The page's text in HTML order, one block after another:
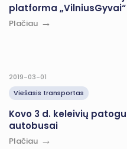
platforma „VilniusGyvai“
Plačiau
2019-03-01
Viešasis transportas
Kovo 3 d. keleivių
autobusai
Plačiau